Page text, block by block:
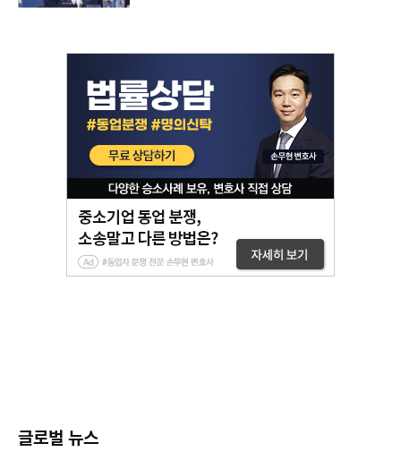
글로벌 뉴스